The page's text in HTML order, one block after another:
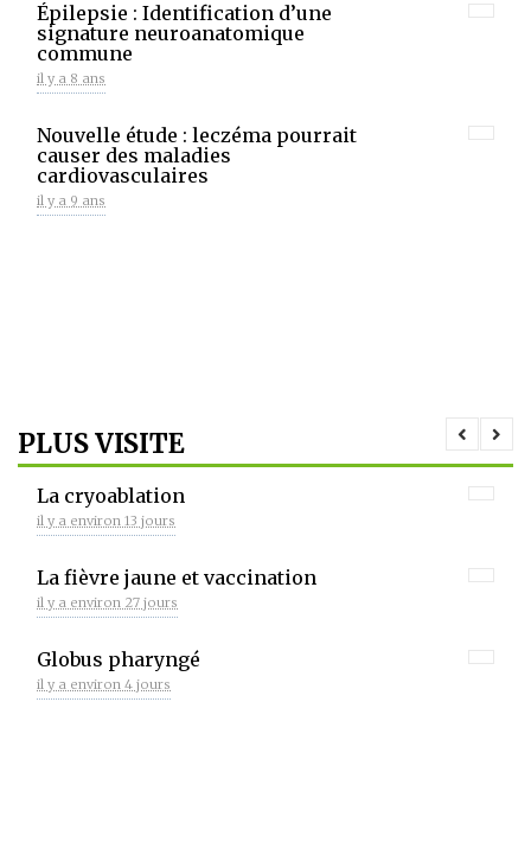
Épilepsie : Identification d’une
signature neuroanatomique
commune
il y a 8 ans
Nouvelle étude : leczéma pourrait
causer des maladies
cardiovasculaires
il y a 9 ans
PLUS VISITE
La cryoablation
il y a environ 13 jours
La fièvre jaune et vaccination
il y a environ 27 jours
Globus pharyngé
il y a environ 4 jours